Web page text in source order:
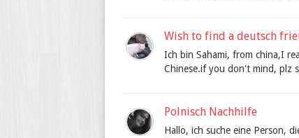
Wish to find a deutsch
Ich bin Sahami, from china,I
Chinese.if you don't mind, plz
Polnisch Nachhilfe
Hallo, ich suche eine Person,